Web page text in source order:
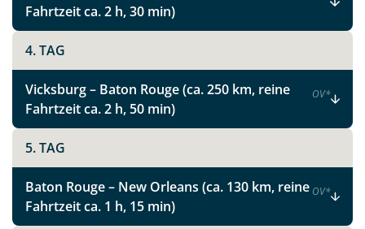
Fahrtzeit ca. 2 h, 30 min)
4. TAG
Vicksburg – Baton Rouge (ca. 250 km, reine
Fahrtzeit ca. 2 h, 50 min)
OV*
5. TAG
Baton Rouge – New Orleans (ca. 130 km, reine
Fahrtzeit ca. 1 h, 15 min)
OV*